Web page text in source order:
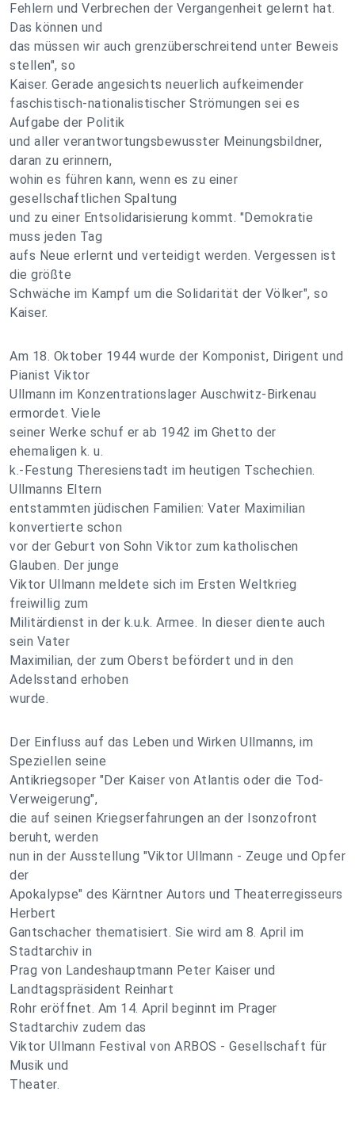
Fehlern und Verbrechen der Vergangenheit gelernt hat.
Das können und
das müssen wir auch grenzüberschreitend unter Beweis
stellen", so
Kaiser. Gerade angesichts neuerlich aufkeimender
faschistisch-nationalistischer Strömungen sei es
Aufgabe der Politik
und aller verantwortungsbewusster Meinungsbildner,
daran zu erinnern,
wohin es führen kann, wenn es zu einer
gesellschaftlichen Spaltung
und zu einer Entsolidarisierung kommt. "Demokratie
muss jeden Tag
aufs Neue erlernt und verteidigt werden. Vergessen ist
die größte
Schwäche im Kampf um die Solidarität der Völker", so
Kaiser.
Am 18. Oktober 1944 wurde der Komponist, Dirigent und
Pianist Viktor
Ullmann im Konzentrationslager Auschwitz-Birkenau
ermordet. Viele
seiner Werke schuf er ab 1942 im Ghetto der
ehemaligen k. u.
k.-Festung Theresienstadt im heutigen Tschechien.
Ullmanns Eltern
entstammten jüdischen Familien: Vater Maximilian
konvertierte schon
vor der Geburt von Sohn Viktor zum katholischen
Glauben. Der junge
Viktor Ullmann meldete sich im Ersten Weltkrieg
freiwillig zum
Militärdienst in der k.u.k. Armee. In dieser diente auch
sein Vater
Maximilian, der zum Oberst befördert und in den
Adelsstand erhoben
wurde.
Der Einfluss auf das Leben und Wirken Ullmanns, im
Speziellen seine
Antikriegsoper "Der Kaiser von Atlantis oder die Tod-
Verweigerung",
die auf seinen Kriegserfahrungen an der Isonzofront
beruht, werden
nun in der Ausstellung "Viktor Ullmann - Zeuge und Opfer
der
Apokalypse" des Kärntner Autors und Theaterregisseurs
Herbert
Gantschacher thematisiert. Sie wird am 8. April im
Stadtarchiv in
Prag von Landeshauptmann Peter Kaiser und
Landtagspräsident Reinhart
Rohr eröffnet. Am 14. April beginnt im Prager
Stadtarchiv zudem das
Viktor Ullmann Festival von ARBOS - Gesellschaft für
Musik und
Theater.